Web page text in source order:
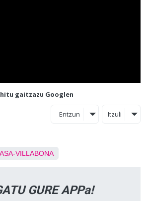
gaitzazu Googlen
Entzun Itzuli
VILLABONA
GURE APPa!